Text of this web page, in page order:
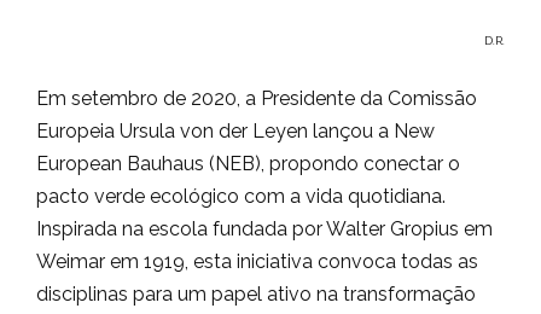
D.R.
Em setembro de 2020, a Presidente da Comissão
Europeia Ursula von der Leyen lançou a New
European Bauhaus (NEB), propondo conectar o
pacto verde ecológico com a vida quotidiana.
Inspirada na escola fundada por Walter Gropius em
Weimar em 1919, esta iniciativa convoca todas as
disciplinas para um papel ativo na transformação